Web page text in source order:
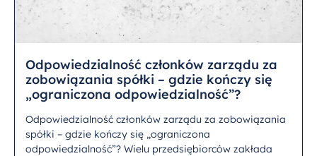
Odpowiedzialność członków zarządu za
zobowiązania spółki – gdzie kończy się
„ograniczona odpowiedzialność”?
Odpowiedzialność członków zarządu za zobowiązania
spółki – gdzie kończy się „ograniczona
odpowiedzialność”? Wielu przedsiębiorców zakłada